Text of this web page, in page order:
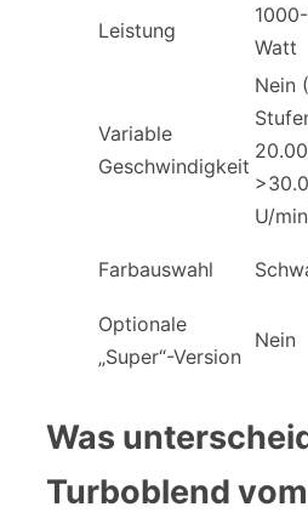
Leistung
Watt
Variable
Geschwindigkeit
Nein
U/
Farbauswahl
Optionale
„Super“-Version
Nein
Was
Turboblend